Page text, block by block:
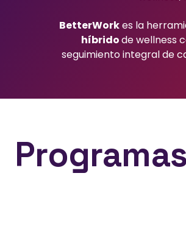
BetterWorkes la
híbridode wellness
seguimiento integral de